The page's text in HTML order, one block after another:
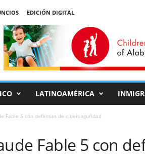
EDICIÓN DIGITAL
LATINOAMÉRICA
Fable 5 con defensas de ciberseguridad
Fable 5 con